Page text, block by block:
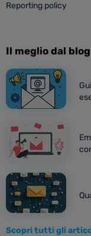
Reporting policy
Il meglio dal blog
Scopri tutti gli